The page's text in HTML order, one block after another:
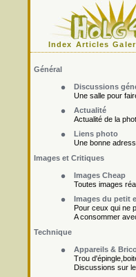
Index Articles
Général
Discussions
Une salle pour
Actualité
Actualité de la
Liens photo
Une bonne
Images et Critiques
Images Cheap
Toutes images
Images du petit
Pour ceux qui ne
A consommer
Technique
Appareils &
Trou
Discussions sur